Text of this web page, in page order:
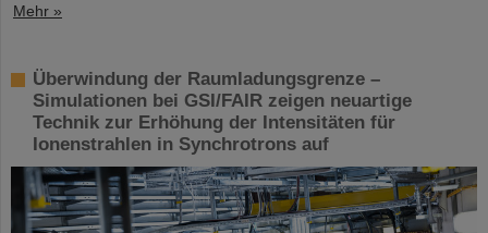
Mehr »
Überwindung der Raumladungsgrenze –
Simulationen bei GSI/FAIR zeigen neuartige
Technik zur Erhöhung der Intensitäten für
Ionenstrahlen in Synchrotrons auf